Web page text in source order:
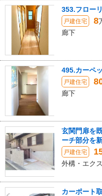
353.フロー
戸建住宅 8
廊下
495.カーペ
戸建住宅
廊下
玄関門扉を
ーチ部分を新
戸建住宅
外構・エク
カーポート